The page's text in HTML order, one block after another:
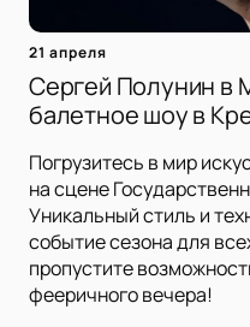
21 апреля
Сергей Полунин в
балетное шоу в
Погрузитесь в мир
на сцене
Уникальный стиль и
событие сезона для
пропустите
фееричного вечера!